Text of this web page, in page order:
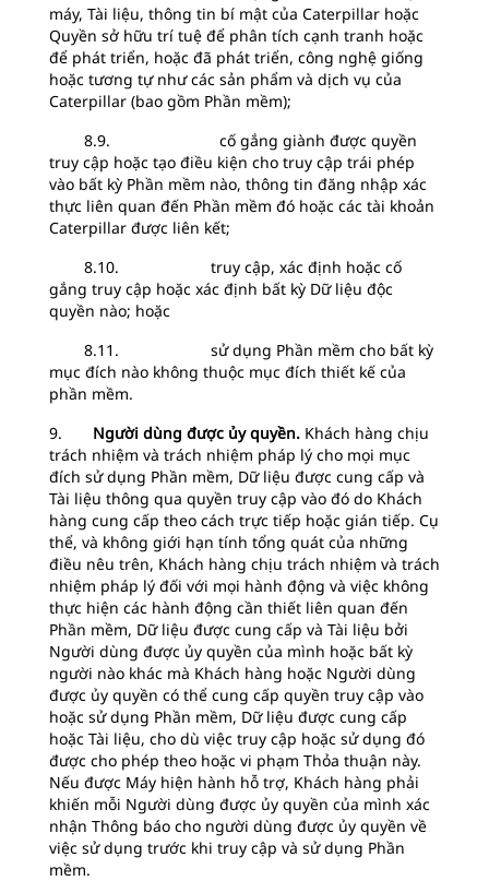
máy, Tài liệu, thông tin bí mật của Caterpillar hoặc
Quyền sở hữu trí tuệ để phân tích cạnh tranh hoặc
để phát triển, hoặc đã phát triển, công nghệ giống
hoặc tương tự như các sản phẩm và dịch vụ của
Caterpillar (bao gồm Phần mềm);
8.9. cố gắng giành được quyền
truy cập hoặc tạo điều kiện cho truy cập trái phép
vào bất kỳ Phần mềm nào, thông tin đăng nhập xác
thực liên quan đến Phần mềm đó hoặc các tài khoản
Caterpillar được liên kết;
8.10. truy cập, xác định hoặc cố
gắng truy cập hoặc xác định bất kỳ Dữ liệu độc
quyền nào; hoặc
8.11. sử dụng Phần mềm cho bất kỳ
mục đích nào không thuộc mục đích thiết kế của
phần mềm.
9. Người dùng được ủy quyền. Khách hàng chịu
trách nhiệm và trách nhiệm pháp lý cho mọi mục
đích sử dụng Phần mềm, Dữ liệu được cung cấp và
Tài liệu thông qua quyền truy cập vào đó do Khách
hàng cung cấp theo cách trực tiếp hoặc gián tiếp. Cụ
thể, và không giới hạn tính tổng quát của những
điều nêu trên, Khách hàng chịu trách nhiệm và trách
nhiệm pháp lý đối với mọi hành động và việc không
thực hiện các hành động cần thiết liên quan đến
Phần mềm, Dữ liệu được cung cấp và Tài liệu bởi
Người dùng được ủy quyền của mình hoặc bất kỳ
người nào khác mà Khách hàng hoặc Người dùng
được ủy quyền có thể cung cấp quyền truy cập vào
hoặc sử dụng Phần mềm, Dữ liệu được cung cấp
hoặc Tài liệu, cho dù việc truy cập hoặc sử dụng đó
được cho phép theo hoặc vi phạm Thỏa thuận này.
Nếu được Máy hiện hành hỗ trợ, Khách hàng phải
khiến mỗi Người dùng được ủy quyền của mình xác
nhận Thông báo cho người dùng được ủy quyền về
việc sử dụng trước khi truy cập và sử dụng Phần
mềm.